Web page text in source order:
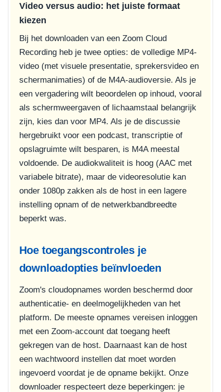
Video versus audio: het juiste formaat
kiezen
Bij het downloaden van een Zoom Cloud
Recording heb je twee opties: de volledige MP4-
video (met visuele presentatie, sprekersvideo en
schermanimaties) of de M4A-audioversie. Als je
een vergadering wilt beoordelen op inhoud, vooral
als schermweergaven of lichaamstaal belangrijk
zijn, kies dan voor MP4. Als je de discussie
hergebruikt voor een podcast, transcriptie of
opslagruimte wilt besparen, is M4A meestal
voldoende. De audiokwaliteit is hoog (AAC met
variabele bitrate), maar de videoresolutie kan
onder 1080p zakken als de host in een lagere
instelling opnam of de netwerkbandbreedte
beperkt was.
Hoe toegangscontroles je
downloadopties beïnvloeden
Zoom's cloudopnames worden beschermd door
authenticatie- en deelmogelijkheden van het
platform. De meeste opnames vereisen inloggen
met een Zoom-account dat toegang heeft
gekregen van de host. Daarnaast kan de host
een wachtwoord instellen dat moet worden
ingevoerd voordat je de opname bekijkt. Onze
downloader respecteert deze beperkingen: je